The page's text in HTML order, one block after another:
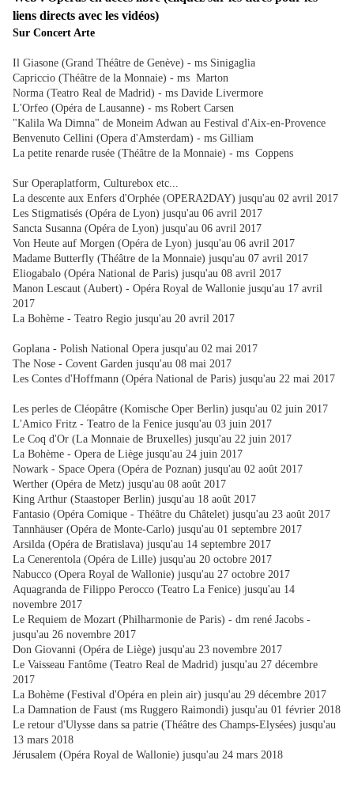
liens directs avec les vidéos)
Sur Concert Arte
Il Giasone (Grand Théâtre de Genève) - ms Sinigaglia
Capriccio (Théâtre de la Monnaie) - ms Marton
Norma (Teatro Real de Madrid) - ms Davide Livermore
L'Orfeo (Opéra de Lausanne) - ms Robert Carsen
"Kalila Wa Dimna" de Moneim Adwan au Festival d'Aix-en-Provence
Benvenuto Cellini (Opera d'Amsterdam) - ms Gilliam
La petite renarde rusée (Théâtre de la Monnaie) - ms Coppens
Sur Operaplatform, Culturebox etc...
La descente aux Enfers d'Orphée (OPERA2DAY) jusqu'au 02 avril 2017
Les Stigmatisés (Opéra de Lyon) jusqu'au 06 avril 2017
Sancta Susanna (Opéra de Lyon) jusqu'au 06 avril 2017
Von Heute auf Morgen (Opéra de Lyon) jusqu'au 06 avril 2017
Madame Butterfly (Théâtre de la Monnaie) jusqu'au 07 avril 2017
Eliogabalo (Opéra National de Paris) jusqu'au 08 avril 2017
Manon Lescaut (Aubert) - Opéra Royal de Wallonie jusqu'au 17 avril
2017
La Bohème - Teatro Regio jusqu'au 20 avril 2017
Goplana - Polish National Opera jusqu'au 02 mai 2017
The Nose - Covent Garden jusqu'au 08 mai 2017
Les Contes d'Hoffmann (Opéra National de Paris) jusqu'au 22 mai 2017
Les perles de Cléopâtre (Komische Oper Berlin) jusqu'au 02 juin 2017
L'Amico Fritz - Teatro de la Fenice jusqu'au 03 juin 2017
Le Coq d'Or (La Monnaie de Bruxelles) jusqu'au 22 juin 2017
La Bohème - Opera de Liège jusqu'au 24 juin 2017
Nowark - Space Opera (Opéra de Poznan) jusqu'au 02 août 2017
Werther (Opéra de Metz) jusqu'au 08 août 2017
King Arthur (Staastoper Berlin) jusqu'au 18 août 2017
Fantasio (Opéra Comique - Théâtre du Châtelet) jusqu'au 23 août 2017
Tannhäuser (Opéra de Monte-Carlo) jusqu'au 01 septembre 2017
Arsilda (Opéra de Bratislava) jusqu'au 14 septembre 2017
La Cenerentola (Opéra de Lille) jusqu'au 20 octobre 2017
Nabucco (Opera Royal de Wallonie) jusqu'au 27 octobre 2017
Aquagranda de Filippo Perocco (Teatro La Fenice) jusqu'au 14
novembre 2017
Le Requiem de Mozart (Philharmonie de Paris) - dm rené Jacobs -
jusqu'au 26 novembre 2017
Don Giovanni (Opéra de Liège) jusqu'au 23 novembre 2017
Le Vaisseau Fantôme (Teatro Real de Madrid) jusqu'au 27 décembre
2017
La Bohème (Festival d'Opéra en plein air) jusqu'au 29 décembre 2017
La Damnation de Faust (ms Ruggero Raimondi) jusqu'au 01 février 2018
Le retour d'Ulysse dans sa patrie (Théâtre des Champs-Elysées) jusqu'au
13 mars 2018
Jérusalem (Opéra Royal de Wallonie) jusqu'au 24 mars 2018